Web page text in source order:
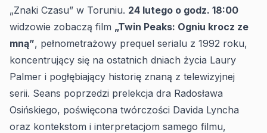
„Znaki Czasu” w Toruniu. 24 lutego o godz. 18:00
widzowie zobaczą film „Twin Peaks: Ogniu krocz ze
mną”, pełnometrażowy prequel serialu z 1992 roku,
koncentrujący się na ostatnich dniach życia Laury
Palmer i pogłębiający historię znaną z telewizyjnej
serii. Seans poprzedzi prelekcja dra Radosława
Osińskiego, poświęcona twórczości Davida Lyncha
oraz kontekstom i interpretacjom samego filmu,